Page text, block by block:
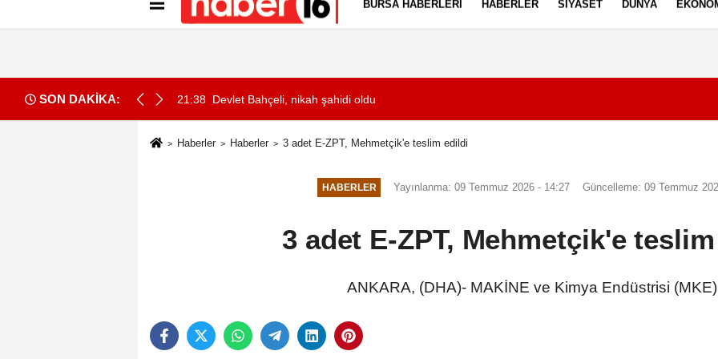
İletişim Gizlilik İlkeleri
BURSA HABERLERI HABERLER SIYASET DÜNYA
SON DAKİKA: 21:38 Devlet Bahçeli, nikah şahidi oldu Birlikte
Haberler Haberler 3 adet E-ZPT, Mehmetçik'e teslim edildi
HABERLER Yayınlanma: 09 Temmuz 2026 - 14:27 Güncelleme: 09 Temmuz
3 adet E-ZPT, Mehmetçik'e
ANKARA, (DHA)- MAKİNE ve Kimya Endüstrisi